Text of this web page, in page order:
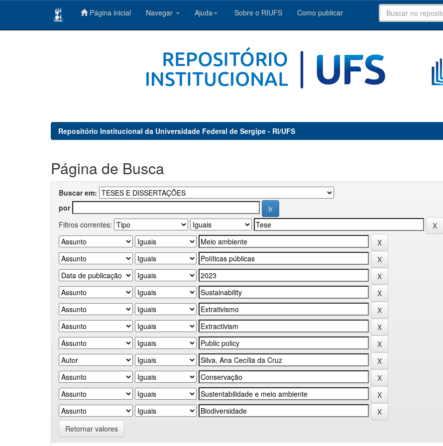
Página inicial Navegar Ajuda Sobre o RIUFS Como publicar
Repositório Institucional da Universidade Federal de Sergipe - RI/UFS
Página de Busca
Buscar em:
por
Filtros correntes:
Retornar valores